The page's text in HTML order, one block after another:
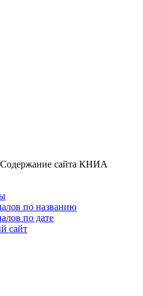
сайта КНИА
по названию
по дате
сайт